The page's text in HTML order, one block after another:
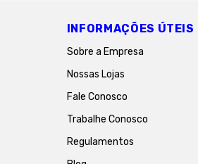
INFORMAÇÕES ÚTEIS
Sobre a Empresa
Nossas Lojas
Fale Conosco
Trabalhe Conosco
Regulamentos